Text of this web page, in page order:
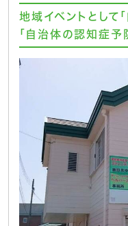
地域イベントとして
「自治体の認知症予